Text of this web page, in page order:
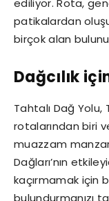
ediliyor. Rota,
patikalardan
birçok alan
Dağcılık
Tahtalı Dağ Yolu,
rotalarından biri
muazzam
Dağları’nın
kaçırmamak için